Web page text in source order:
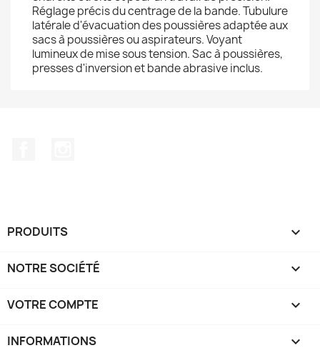
Réglage précis du centrage de la bande. Tubulure
latérale d'évacuation des poussières adaptée aux
sacs à poussières ou aspirateurs. Voyant
lumineux de mise sous tension. Sac à poussières,
presses d'inversion et bande abrasive inclus.
PRODUITS 
NOTRE SOCIÉTÉ 
VOTRE COMPTE 
INFORMATIONS keyboard_arrow_down